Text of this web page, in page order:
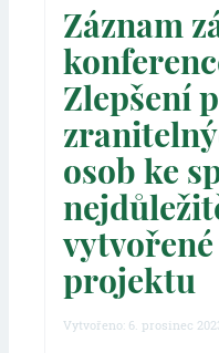
Záznam
Zlepšení
osob ke
projektu
Vytvořeno: 6. prosinec